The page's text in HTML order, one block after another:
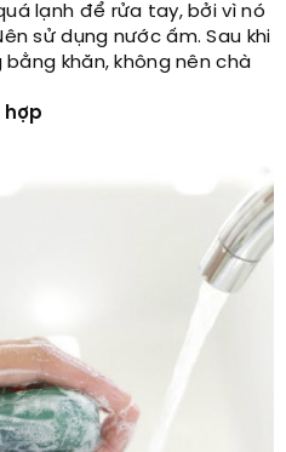
lạnh để rửa tay, bởi vì nó
sử dụng nước ấm. Sau khi
khăn, không nên chà
hợp